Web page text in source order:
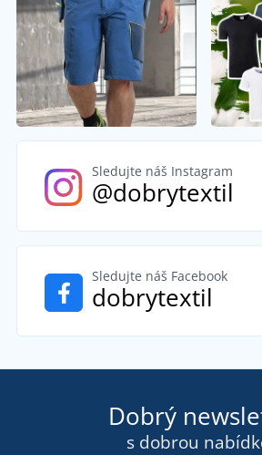
Sledujte náš Instagram
@dobrytextil
Sledujte náš Facebook
dobrytextil
Dobrý
s dobrou